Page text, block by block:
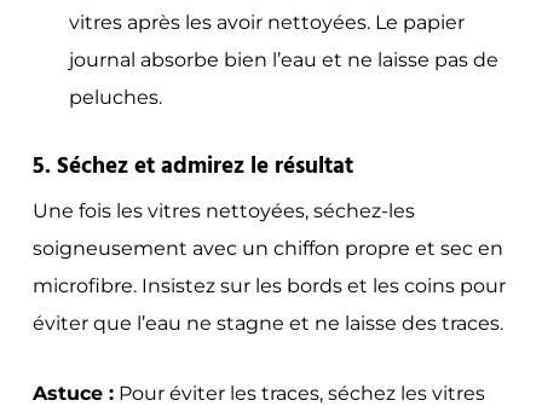
vitres après les avoir nettoyées. Le papier
journal absorbe bien l’eau et ne laisse pas de
peluches.
5. Séchez et admirez le résultat
Une fois les vitres nettoyées, séchez-les
soigneusement avec un chiffon propre et sec en
microfibre. Insistez sur les bords et les coins pour
éviter que l’eau ne stagne et ne laisse des traces.
Astuce :Pour éviter les traces, séchez les vitres